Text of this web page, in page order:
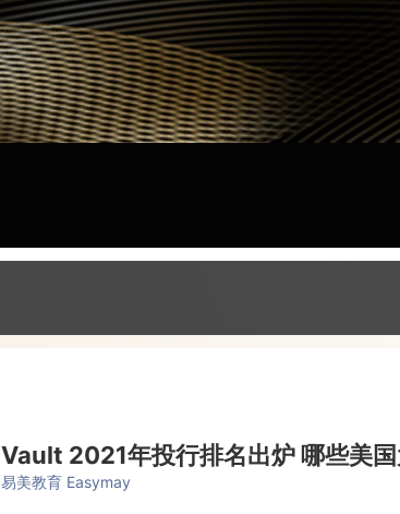
Vault 2021年投行排名出炉 哪些美国
易美教育 Easymay